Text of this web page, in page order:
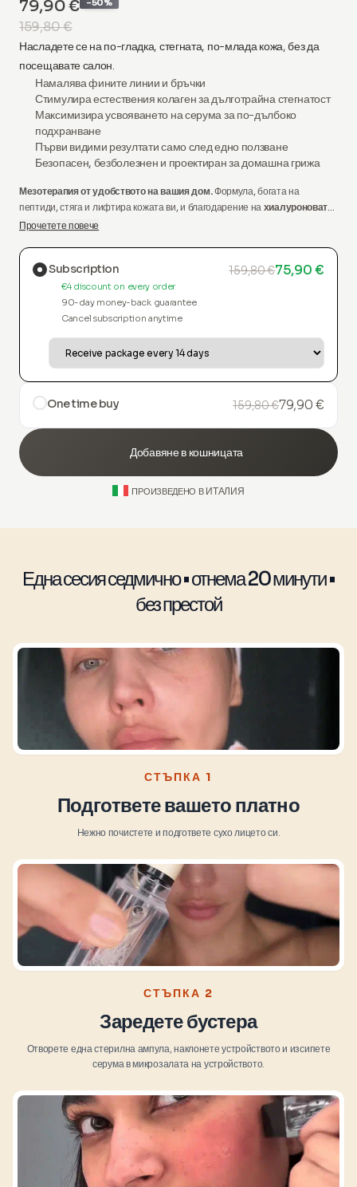
159,80 €
79,90 € -50%
Насладете се на по-гладка, стегната, по-млада кожа, без да
посещавате салон.
Намалявафините линии и бръчки
Стимулираестествения колагенза дълготрайна стегнатост
Максимизираусвояването на серумаза по-дълбоко
подхранване
Първи видими резултатисамо след едно ползване
Безопасен, безболезнен и проектиран задомашна грижа
Мезотерапия от удобството на вашия дом.Формула, богата на
пептиди, стяга и лифтира кожата ви, и благодарение на хиалуроновата
киселинакожата остава гладка, хидратирана и без несъвършенства.
Прочетете повече
Subscription
€4 discount on every order
90-day money-back guarantee
Cancel subscription anytime
159,80 €75,90 €
One time buy 159,80 €79,90 €
Добавяне в кошницата
ПРОИЗВЕДЕНО В ИТАЛИЯ
Една сесия седмично • отнема 20 минути •
без престой
СТЪПКА 1
Подгответе вашето платно
Нежно почистете и подгответе сухо лицето си.
СТЪПКА 2
Заредете бустера
Отворете една стерилна ампула, наклонете устройството и изсипете
серума в микрозалата на устройството.